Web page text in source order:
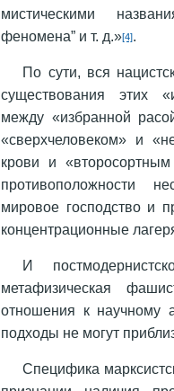
мистическими
феномена” и т. д.»[4].
По сути, вся
существования этих
между «избранной
«сверхчеловеком» и
крови и
противоположности
мировое господство и
концентрационные
И
метафизическая
отношения к научному
подходы не могут
Специфика